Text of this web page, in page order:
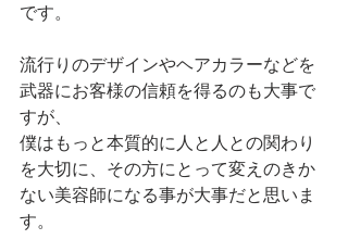
です。
流行りのデザインやヘアカラーなどを
武器にお客様の信頼を得るのも大事で
すが、
僕はもっと本質的に人と人との関わり
を大切に、その方にとって変えのきか
ない美容師になる事が大事だと思いま
す。